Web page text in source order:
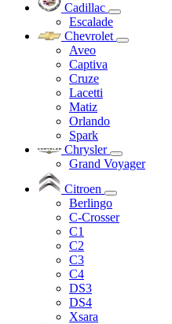
Cadillac
Escalade
Chevrolet
Aveo
Captiva
Cruze
Lacetti
Matiz
Orlando
Spark
Chrysler
Grand Voyager
Citroen
Berlingo
C-Crosser
C1
C2
C3
C4
DS3
DS4
Xsara